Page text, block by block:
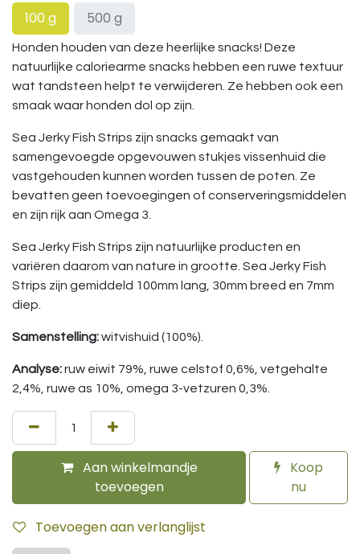
100 g 500 g
Honden houden van deze heerlijke snacks! Deze
natuurlijke caloriearme snacks hebben een ruwe textuur
wat tandsteen helpt te verwijderen. Ze hebben ook een
smaak waar honden dol op zijn.
Sea Jerky Fish Strips zijn snacks gemaakt van
samengevoegde opgevouwen stukjes vissenhuid die
vastgehouden kunnen worden tussen de poten. Ze
bevatten geen toevoegingen of conserveringsmiddelen
en zijn rijk aan Omega 3.
Sea Jerky Fish Strips zijn natuurlijke producten en
variëren daarom van nature in grootte. Sea Jerky Fish
Strips zijn gemiddeld 100mm lang, 30mm breed en 7mm
diep.
Samenstelling:witvishuid (100%).
Analyse:ruw eiwit 79%, ruwe celstof 0,6%, vetgehalte
2,4%, ruwe as 10%, omega 3-vetzuren 0,3%.
Aan winkelmandje
toevoegen
Koop
nu
Toevoegen aan verlanglijst